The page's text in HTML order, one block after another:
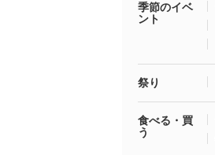
季節のイベ
ント
祭り
食べる・買
う